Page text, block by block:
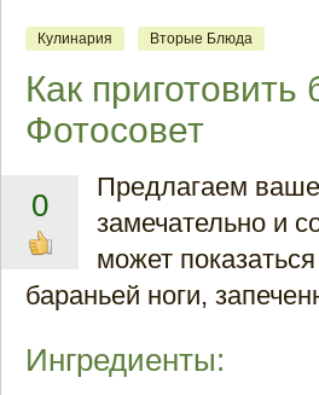
Кулинария Вторые Блюда
Как
Фотосовет
0
Предлагаем
замечательно и
может
бараньей ноги,
Ингредиенты: